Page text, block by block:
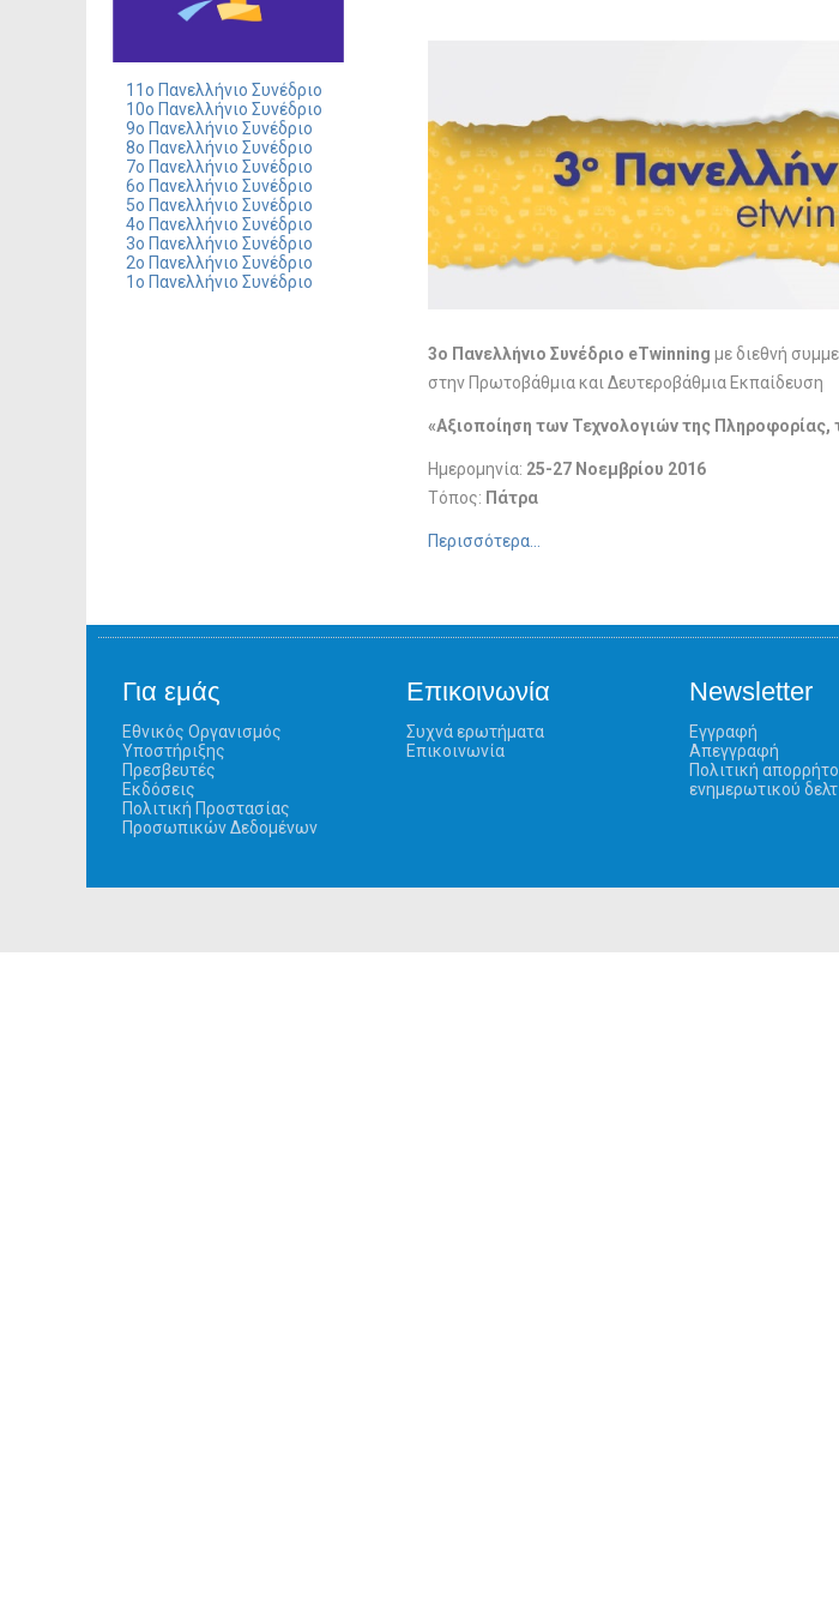
11ο Πανελλήνιο Συνέδριο
10ο Πανελλήνιο Συνέδριο
9ο Πανελλήνιο Συνέδριο
8ο Πανελλήνιο Συνέδριο
7ο Πανελλήνιο Συνέδριο
6ο Πανελλήνιο Συνέδριο
5ο Πανελλήνιο Συνέδριο
4ο Πανελλήνιο Συνέδριο
3ο Πανελλήνιο Συνέδριο
2ο Πανελλήνιο Συνέδριο
1ο Πανελλήνιο Συνέδριο
3ο Πανελλήνιο Συνέδριο eTwinning με διεθνή
στην Πρωτοβάθμια και Δευτεροβάθμια Εκπαίδευση
«Αξιοποίηση των Τεχνολογιών της Πληροφορίας,
Ημερομηνία: 25-27 Νοεμβρίου 2016
Τόπος: Πάτρα
Περισσότερα...
Για εμάς
Εθνικός Οργανισμός
Υποστήριξης
Πρεσβευτές
Εκδόσεις
Πολιτική Προστασίας
Προσωπικών Δεδομένων
Επικοινωνία
Συχνά ερωτήματα
Επικοινωνία
Newsletter
Εγγραφή
Απεγγραφή
Πολιτική
ενημερωτικού